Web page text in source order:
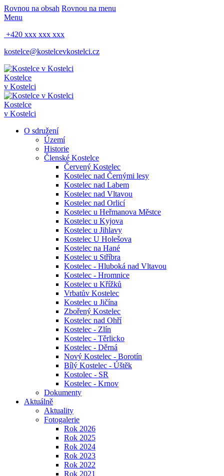
Rovnou na obsah Rovnou na menu
Menu
+420 xxx xxx xxx
kostelce@kostelcevkostelci.cz
Kostelce
v Kostelci
Kostelce
v Kostelci
O sdružení
Území
Historie
Členské Kostelce
Červený Kostelec
Kostelec nad Černými lesy
Kostelec nad Labem
Kostelec nad Vltavou
Kostelec nad Orlicí
Kostelec u Heřmanova Městce
Kostelec u Kyjova
Kostelec u Jihlavy
Kostelec U Holešova
Kostelec na Hané
Kostelec u Stříbra
Kostelec - Hluboká nad Vltavou
Kostelec - Hromnice
Kostelec u Křížků
Vrbatův Kostelec
Kostelec u Jičína
Zbořený Kostelec
Kostelec nad Ohří
Kostelec - Zlín
Kostelec - Těrlicko
Kostelec - Děrná
Nový Kostelec - Borotín
Bílý Kostelec - Úštěk
Kostolec - SR
Kostelec - Krnov
Dokumenty
Aktuálně
Aktuality
Fotogalerie
Rok 2026
Rok 2025
Rok 2024
Rok 2023
Rok 2022
Rok 2021